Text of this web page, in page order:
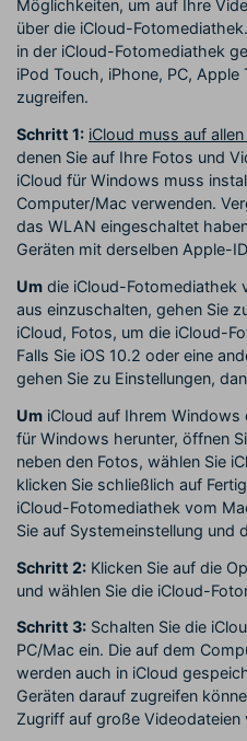
Möglichkeiten, um auf Ihre
über die iCloud-
in der iCloud-Fotomediathek
iPod Touch, iPhone, PC,
zugreifen.
Schritt 1: iCloud muss auf
denen Sie auf Ihre Fotos und
iCloud für Windows muss
Computer/Mac verwenden.
das WLAN eingeschaltet
Geräten mit derselben Apple-
Um die iCloud-Fotomediathek
aus einzuschalten, gehen Sie
iCloud, Fotos, um die iCloud-
Falls Sie iOS 10.2 oder eine
gehen Sie zu Einstellungen,
Um iCloud auf Ihrem Windows
für Windows herunter, öffnen
neben den Fotos, wählen Sie
klicken Sie schließlich auf
iCloud-Fotomediathek vom
Sie auf Systemeinstellung und
Schritt 2: Klicken Sie auf die
und wählen Sie die iCloud-
Schritt 3: Schalten Sie die
PC/Mac ein. Die auf dem
werden auch in iCloud
Geräten darauf zugreifen
Zugriff auf große Videodateien